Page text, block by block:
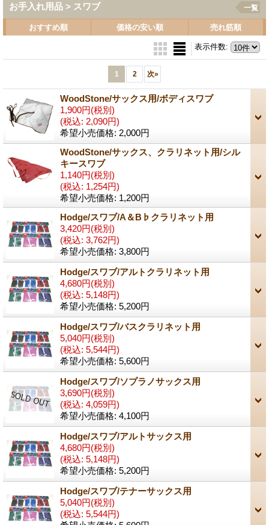
お手入れ用品 > スワブ 一覧
おすすめ順 価格の安い順 売れ筋順
表示件数:
1 2 次»
WoodStone/サックス用/ボディスワブ
1,900円(税別)
(税込: 2,090円)
希望小売価格: 2,000円
WoodStone/サックス、クラリネット用/シル
キースワブ
1,140円(税別)
(税込: 1,254円)
希望小売価格: 1,200円
Hodge/スワブ/A＆B♭クラリネット用
3,420円(税別)
(税込: 3,762円)
希望小売価格: 3,800円
Hodge/スワブ/アルトクラリネット用
4,680円(税別)
(税込: 5,148円)
希望小売価格: 5,200円
Hodge/スワブ/バスクラリネット用
5,040円(税別)
(税込: 5,544円)
希望小売価格: 5,600円
Hodge/スワブ/ソプラノサックス用
3,690円(税別)
(税込: 4,059円)
希望小売価格: 4,100円
Hodge/スワブ/アルトサックス用
4,680円(税別)
(税込: 5,148円)
希望小売価格: 5,200円
Hodge/スワブ/テナーサックス用
5,040円(税別)
(税込: 5,544円)